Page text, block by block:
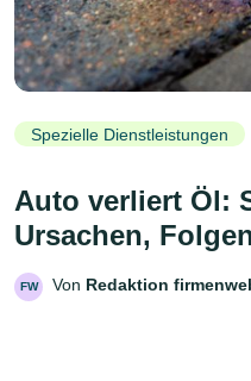
Spezielle Dienstleistungen
Auto verliert Öl:
Ursachen,
FW Von Redaktion